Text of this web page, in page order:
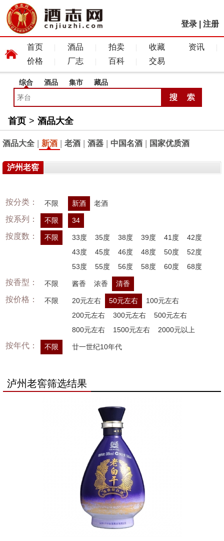
登录 注册
首页 酒品 拍卖 收藏
资讯
价格
厂志 百科 交易
综合 酒品 集市 藏品
首页 > 酒品大全
酒品大全 新酒 老酒 酒器 中国名酒 国家优质酒
泸州老窖
按分类： 不限 新酒 老酒
按系列： 不限 34
按度数： 不限 33度 35度 38度 39度 41度
42度
43度
45度 46度 48度 50度
52度
53度
55度 56度 58度 60度 68度
按香型： 不限 酱香 浓香 清香
按价格： 不限 20元左右 50元左右
100元左右
200元左右
300元左右
500元左右
800元左右
1500元左右 2000元以上
按年代： 不限 廿一世纪10年代
泸州老窖筛选结果